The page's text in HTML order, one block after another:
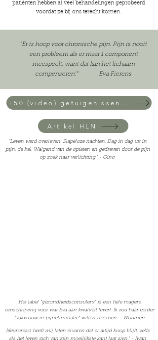
patiënten hebben al veel behandelingen geprobeerd
voordat ze bij ons terecht komen.
"​Er is hoop voor chronische pijn. Pijn is nooit
een probleem als er maar 1 component
meespeelt, want dat kan het lichaam
compenseren'." Eva Fierens
Artikel HLN
“Leven werd overleven. Slapeloze nachten. Dag in dag uit in
pijn, de hel. Walgend van de opiaten en gedreven door de pijn
op zoek naar verlichting." - Gino
Het label "gezondheidsconsulent" is een hele magere
omschrijving voor wat Eva aan kwaliteit levert. Ik zou haar eerder
"vakvrouw in pijneliminatie" willen noemen. - Woutrien
Neuroreact heeft mij laten ervaren dat er altijd hoop blijft, zelfs
als het leven zich van zijn moeilijkste kant laat zien.” - Iwan